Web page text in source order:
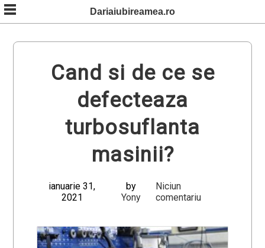
Skip
to
content
Dariaiubireamea.ro
Cand si de ce se
defecteaza
turbosuflanta
masinii?
ianuarie 31,
2021
by
Yony
Niciun
comentariu